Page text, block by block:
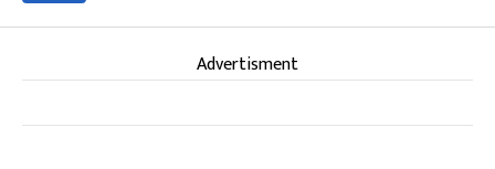
Advertisment